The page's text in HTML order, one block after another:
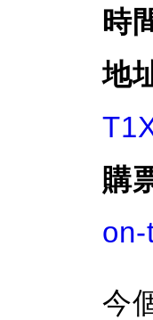
時
地
購
今